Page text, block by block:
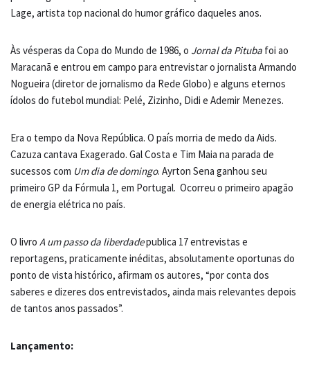
Lage, artista top nacional do humor gráfico daqueles anos.
Às vésperas da Copa do Mundo de 1986, o Jornal da Pituba foi ao
Maracanã e entrou em campo para entrevistar o jornalista Armando
Nogueira (diretor de jornalismo da Rede Globo) e alguns eternos
ídolos do futebol mundial: Pelé, Zizinho, Didi e Ademir Menezes.
Era o tempo da Nova República. O país morria de medo da Aids.
Cazuza cantava Exagerado. Gal Costa e Tim Maia na parada de
sucessos com Um dia de domingo. Ayrton Sena ganhou seu
primeiro GP da Fórmula 1, em Portugal. Ocorreu o primeiro apagão
de energia elétrica no país.
O livro A um passo da liberdadepublica 17 entrevistas e
reportagens, praticamente inéditas, absolutamente oportunas do
ponto de vista histórico, afirmam os autores, “por conta dos
saberes e dizeres dos entrevistados, ainda mais relevantes depois
de tantos anos passados”.
Lançamento: